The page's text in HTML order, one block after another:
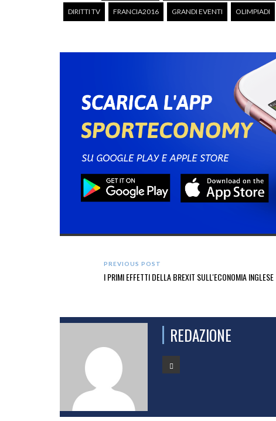
DIRITTI TV FRANCIA2016 GRANDI EVENTI OLIMPIADI
PREVIOUS POST
I PRIMI EFFETTI DELLA BREXIT SULL'ECONOMIA INGLESE
REDAZIONE